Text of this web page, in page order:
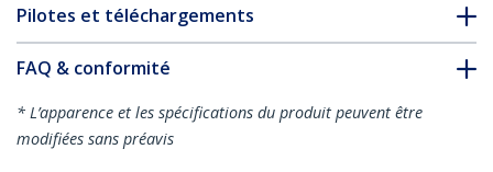
Pilotes et téléchargements
FAQ & conformité
* L’apparence et les spécifications du produit peuvent être
modifiées sans préavis